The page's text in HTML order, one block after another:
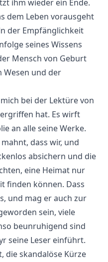
ihm wieder ein Ende.
dem Leben vorausgeht
der Empfänglichkeit
seines Wissens
Mensch von Geburt
Wesen und der
bei der Lektüre von
hat. Es wirft
an alle seine Werke.
dass wir, und
absichern und die
eine Heimat nur
finden können. Dass
und mag er auch zur
sein, viele
beunruhigend sind
seine Leser einführt.
die skandalöse Kürze